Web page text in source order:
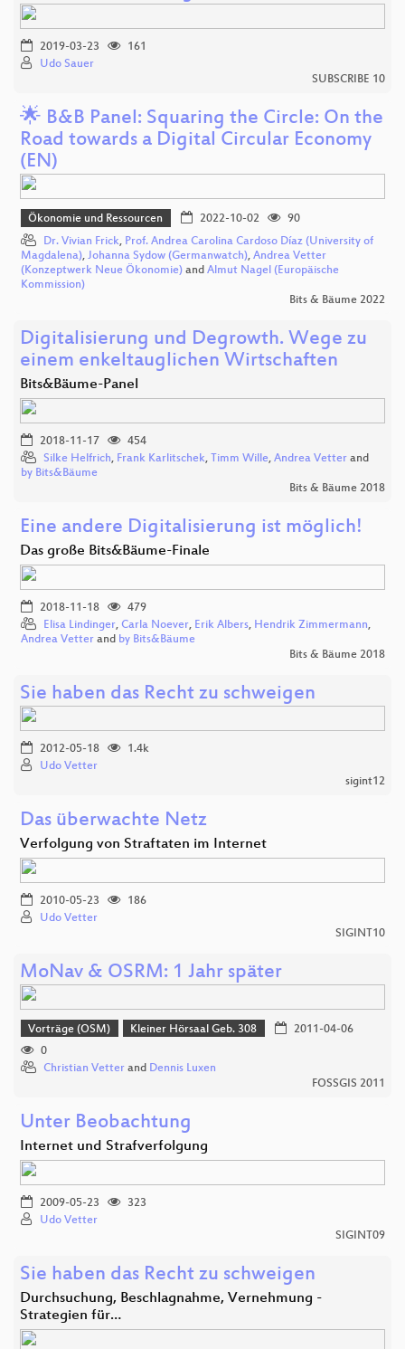
2019-03-23
161
Udo Sauer
SUBSCRIBE 10
🌟 B&B Panel: Squaring the Circle: On the
Road towards a Digital Circular Economy
(EN)
Ökonomie und Ressourcen 2022-10-02
90
Dr. Vivian Frick, Prof. Andrea Carolina Cardoso Díaz (University of
Magdalena), Johanna Sydow (Germanwatch), Andrea Vetter
(Konzeptwerk Neue Ökonomie) and Almut Nagel (Europäische
Kommission)
Bits & Bäume 2022
Digitalisierung und Degrowth. Wege zu
einem enkeltauglichen Wirtschaften
Bits&Bäume-Panel
2018-11-17
454
Silke Helfrich, Frank Karlitschek, Timm Wille, Andrea Vetter and
by Bits&Bäume
Bits & Bäume 2018
Eine andere Digitalisierung ist möglich!
Das große Bits&Bäume-Finale
2018-11-18
479
Elisa Lindinger, Carla Noever, Erik Albers, Hendrik Zimmermann,
Andrea Vetter and by Bits&Bäume
Bits & Bäume 2018
Sie haben das Recht zu schweigen
2012-05-18
1.4k
Udo Vetter
sigint12
Das überwachte Netz
Verfolgung von Straftaten im Internet
2010-05-23
186
Udo Vetter
SIGINT10
MoNav & OSRM: 1 Jahr später
Vorträge (OSM) Kleiner Hörsaal Geb. 308
2011-04-06
0
Christian Vetter and Dennis Luxen
FOSSGIS 2011
Unter Beobachtung
Internet und Strafverfolgung
2009-05-23
323
Udo Vetter
SIGINT09
Sie haben das Recht zu schweigen
Durchsuchung, Beschlagnahme, Vernehmung -
Strategien für…